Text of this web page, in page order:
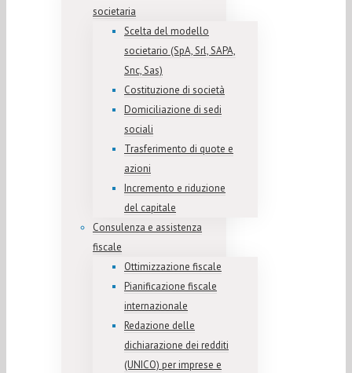
societaria
Scelta del modello
societario (SpA, Srl, SAPA,
Snc, Sas)
Costituzione di società
Domiciliazione di sedi
sociali
Trasferimento di quote e
azioni
Incremento e riduzione
del capitale
Consulenza e assistenza
fiscale
Ottimizzazione fiscale
Pianificazione fiscale
internazionale
Redazione delle
dichiarazione dei redditi
(UNICO) per imprese e